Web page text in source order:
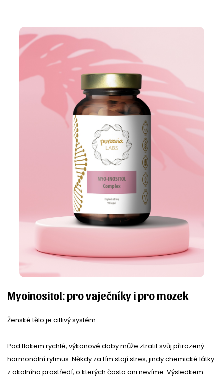
Myoinositol: pro vaječníky i pro mozek
Ženské tělo je citlivý systém.
Pod tlakem rychlé, výkonové doby může ztratit svůj přirozený
hormonální rytmus. Někdy za tím stojí stres, jindy chemické látky
z okolního prostředí, o kterých často ani nevíme. Výsledkem